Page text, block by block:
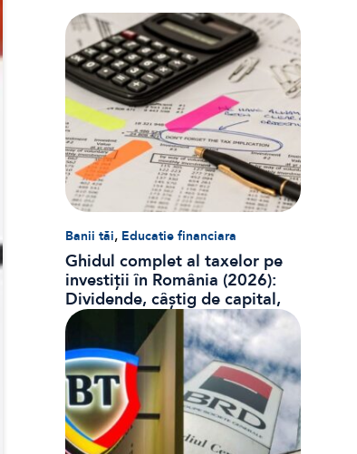
Banii tăi, Educatie financiara
Ghidul complet al taxelor pe
investiții în România (2026):
Dividende, câștig de capital,
dobânzi și CASS